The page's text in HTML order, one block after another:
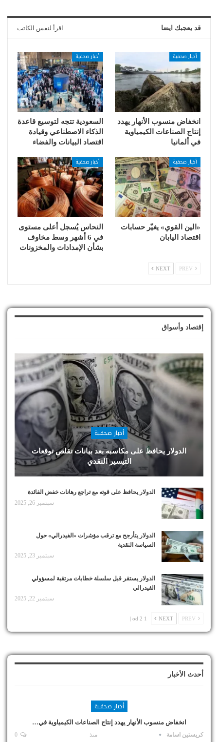
قد يعجبك ايضا اقرأ لنفس الكاتب
أخبار صحفية
انخفاض منسوب الأنهار يهدد
إنتاج الصناعات الكيمياوية
في ألمانيا
أخبار صحفية
السعودية تتجه لتوسيع قاعدة
الذكاء الاصطناعي وقيادة
اقتصاد البيانات والفضاء
أخبار صحفية
«الين القوي» يغيّر حسابات
اقتصاد اليابان
أخبار صحفية
النحاس يُسجل أعلى مستوى
في 6 أشهر وسط مخاوف
بشأن الإمدادات والمخزونات
NEXT
إقتصاد وأسواق
أخبار صحفية
الدولار يحافظ على مكاسبه بعد بيانات تقلص توقعات
التيسير النقدي
الدولار يحافظ على قوته مع تراجع رهانات خفض الفائدة
سبتمبر 26, 2025
الدولار يتأرجح مع ترقب مؤشرات «الفيدرالي» حول
السياسة النقدية
سبتمبر 23, 2025
الدولار يستقر قبل سلسلة خطابات مرتقبة لمسؤولي
الفيدرالي
سبتمبر 22, 2025
NEXT
1 od 2 |
أحدث الأخبار
أخبار صحفية
انخفاض منسوب الأنهار يهدد إنتاج الصناعات الكيمياوية في…
كريستين اسامة منذ